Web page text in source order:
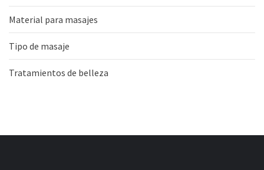
Material para masajes
Tipo de masaje
Tratamientos de belleza